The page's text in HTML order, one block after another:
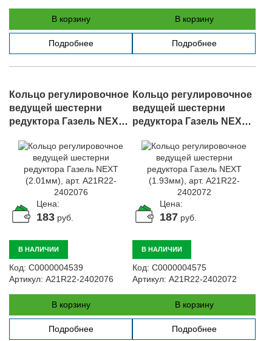
В корзину
Подробнее
В корзину
Подробнее
Кольцо регулировочное
ведущей шестерни
редуктора Газель NEXT
2402076
Цена:
183 руб.
В НАЛИЧИИ
Код: С0000004539
Артикул: A21R22-2402076
В корзину
Подробнее
Кольцо регулировочное
ведущей шестерни
редуктора Газель NEXT
2402072
Цена:
187 руб.
В НАЛИЧИИ
Код: С0000004575
Артикул: A21R22-2402072
В корзину
Подробнее